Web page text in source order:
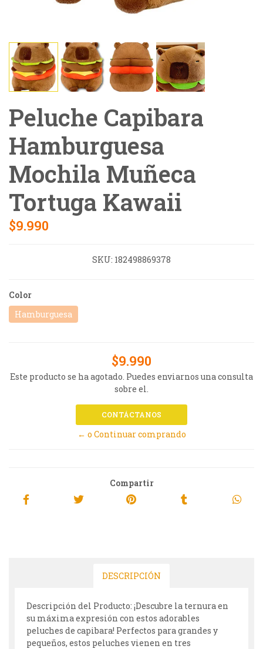
Peluche Capibara
Hamburguesa
Mochila Muñeca
Tortuga Kawaii
$9.990
SKU: 182498869378
Color
Hamburguesa
$9.990
Este producto se ha agotado. Puedes enviarnos una consulta
sobre el.
CONTÁCTANOS
← o Continuar comprando
Compartir
DESCRIPCIÓN
Descripción del Producto: ¡Descubre la ternura en
su máxima expresión con estos adorables
peluches de capibara! Perfectos para grandes y
pequeños, estos peluches vienen en tres